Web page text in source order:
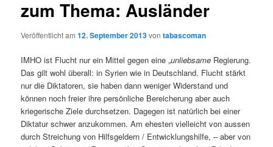
zum Thema: Ausländer
Veröffentlicht am12. September 2013vontabascoman
IMHO ist Flucht nur ein Mittel gegen eine „unliebsame Regierung.
Das gilt wohl überall: in Syrien wie in Deutschland. Flucht stärkt
nur die Diktatoren, sie haben dann weniger Widerstand und
können noch freier ihre persönliche Bereicherung aber auch
kriegerische Ziele durchsetzen. Dagegen ist natürlich bei einer
Diktatur schwer anzukommen. Am ehesten vielleicht von aussen
durch Streichung von Hilfsgeldern / Entwicklungshilfe, – aber von